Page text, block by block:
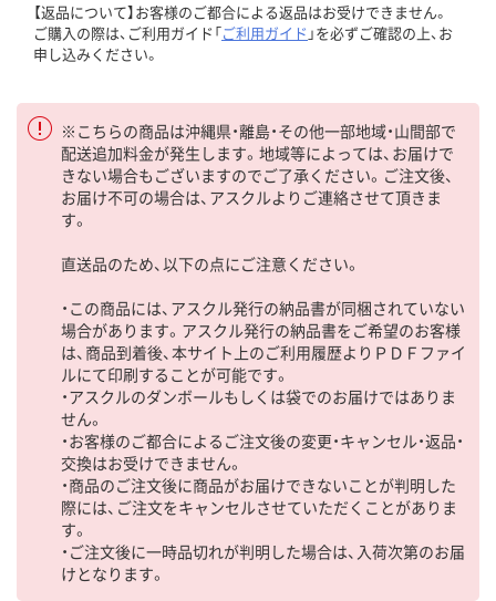
【返品について】お客様のご都合による返品はお受けできません。
ご購入の際は、ご利用ガイド「ご利用ガイド 」を必ずご確認の上、お
申し込みください。
※こちらの商品は沖縄県・離島・その他一部地域・山間部で
配送追加料金が発生します。地域等によっては、お届けで
きない場合もございますのでご了承ください。ご注文後、
お届け不可の場合は、アスクルよりご連絡させて頂きま
す。
直送品のため、以下の点にご注意ください。
・この商品には、アスクル発行の納品書が同梱されていない
場合があります。アスクル発行の納品書をご希望のお客様
は、商品到着後、本サイト上のご利用履歴よりＰＤＦファイ
ルにて印刷することが可能です。
・アスクルのダンボールもしくは袋でのお届けではありま
せん。
・お客様のご都合によるご注文後の変更・キャンセル・返品・
交換はお受けできません。
・商品のご注文後に商品がお届けできないことが判明した
際には、ご注文をキャンセルさせていただくことがありま
す。
・ご注文後に一時品切れが判明した場合は、入荷次第のお届
けとなります。